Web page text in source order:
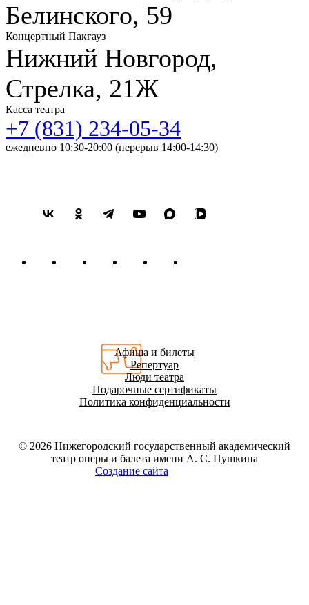
Белинского, 59
Концертный Пакгауз
Нижний Новгород,
Стрелка, 21Ж
Касса театра
+7 (831) 234-05-34
ежедневно 10:30-20:00 (перерыв 14:00-14:30)
Афиша и билеты
Репертуар
Люди театра
Подарочные сертификаты
Политика конфиденциальности
© 2026 Нижегородский государственный академический
театр оперы и балета имени А. С. Пушкина
Создание сайта